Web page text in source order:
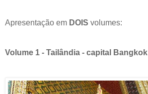
Apresentação em DOIS volumes:
Volume 1 - Tailândia - capital Bangkok